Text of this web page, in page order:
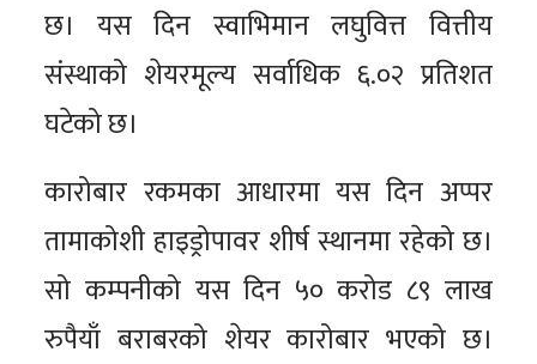
छ। यस दिन स्वाभिमान लघुवित्त वित्तीय
संस्थाको शेयरमूल्य सर्वाधिक ६.०२ प्रतिशत
घटेको छ।
कारोबार रकमका आधारमा यस दिन अप्पर
तामाकोशी हाइड्रोपावर शीर्ष स्थानमा रहेको छ।
सो कम्पनीको यस दिन ५० करोड ८९ लाख
रुपैयाँ बराबरको शेयर कारोबार भएको छ।